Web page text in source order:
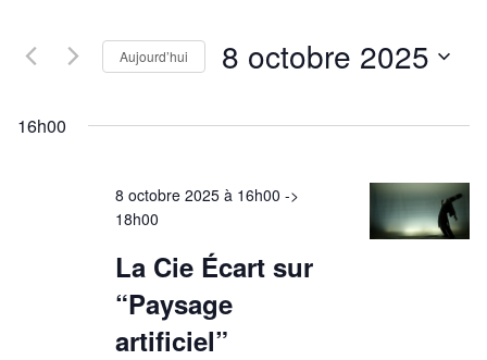
Aujourd’hui 8 octobre 2025
16h00
8 octobre 2025 à 16h00 ->
18h00
La Cie Écart sur
“Paysage
artificiel”